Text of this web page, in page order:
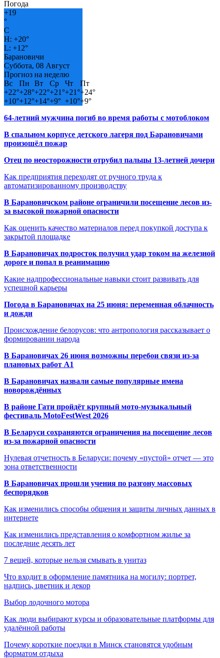
Погода
+19
°
C
H: +20°
L: +12°
Барановичи
Суббота, 08 Август
Прогноз на неделю
Вс
Пн Вт Ср Чт
Пт
+22°+28°+22°+21°+21°+24°
+10°+12°+14°+9° +10°+9°
64-летний мужчина погиб во время работы с мотоблоком
В спальном корпусе детского лагеря под Барановичами
произошёл пожар
Отец по неосторожности отрубил пальцы 13-летней дочери
Как предприятия переходят от ручного труда к
автоматизированному производству
В Барановичском районе ограничили посещение лесов из-
за высокой пожарной опасности
Как оценить качество материалов перед покупкой доступа к
закрытой площадке
В Барановичах подросток получил удар током на железной
дороге и попал в реанимацию
Какие надпрофессиональные навыки стоит развивать для
успешной карьеры
Погода в Барановичах на 25 июня: переменная облачность
и дожди
Происхождение белорусов: что антропология рассказывает о
формировании народа
В Барановичах 26 июня возможны перебои связи из-за
плановых работ A1
В Барановичах назвали самые популярные имена
новорождённых
В районе Гати пройдёт крупный мото-музыкальный
фестиваль MotoFestWest 2026
В Беларуси сохраняются ограничения на посещение лесов
из-за пожарной опасности
Нулевая отчетность в Беларуси: почему «пустой» отчет — это
зона ответственности
В Барановичах прошли учения по разгону массовых
беспорядков
Как изменились способы общения и защиты личных данных в
интернете
Как изменились представления о комфортном жилье за
последние десять лет
7 вещей, которые нельзя смывать в унитаз
Что входит в оформление памятника на могилу: портрет,
надпись, цветник и декор
Выбор лодочного мотора
Как люди выбирают курсы и образовательные платформы для
удалённой работы
Почему короткие поездки в Минск становятся удобным
форматом отдыха